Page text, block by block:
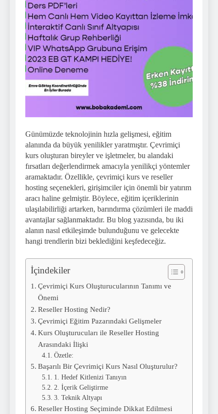
Günümüzde teknolojinin hızla gelişmesi, eğitim
alanında da büyük yenilikler yaratmıştır. Çevrimiçi
kurs oluşturan bireyler ve işletmeler, bu alandaki
fırsatları değerlendirmek amacıyla yenilikçi yöntemler
aramaktadır. Özellikle, çevrimiçi kurs ve reseller
hosting seçenekleri, girişimciler için önemli bir yatırım
aracı haline gelmiştir. Böylece, eğitim içeriklerinin
ulaşılabilirliği artarken, barındırma çözümleri ile maddi
avantajlar sağlanmaktadır. Bu blog yazısında, bu iki
alanın nasıl etkileşimde bulunduğunu ve gelecekte
hangi trendlerin bizi beklediğini keşfedeceğiz.
İçindekiler
Çevrimiçi Kurs Oluşturucularının Tanımı ve
Önemi
Reseller Hosting Nedir?
Çevrimiçi Eğitim Pazarındaki Gelişmeler
Kurs Oluşturucuları ile Reseller Hosting
Arasındaki İlişki
Özetle:
Başarılı Bir Çevrimiçi Kurs Nasıl Oluşturulur?
1. Hedef Kitlenizi Tanıyın
2. İçerik Geliştirme
3. Teknik Altyapı
Reseller Hosting Seçiminde Dikkat Edilmesi